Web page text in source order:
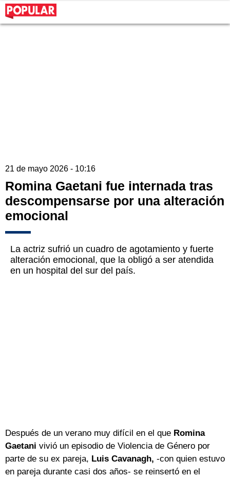
21 de mayo 2026 - 10:16
Romina Gaetani fue internada tras
descompensarse por una alteración
emocional
La actriz sufrió un cuadro de agotamiento y fuerte
alteración emocional, que la obligó a ser atendida
en un hospital del sur del país.
Después de un verano muy difícil en el que Romina
Gaetani vivió un episodio de Violencia de Género por
parte de su ex pareja, Luis Cavanagh, -con quien estuvo
en pareja durante casi dos años- se reinsertó en el